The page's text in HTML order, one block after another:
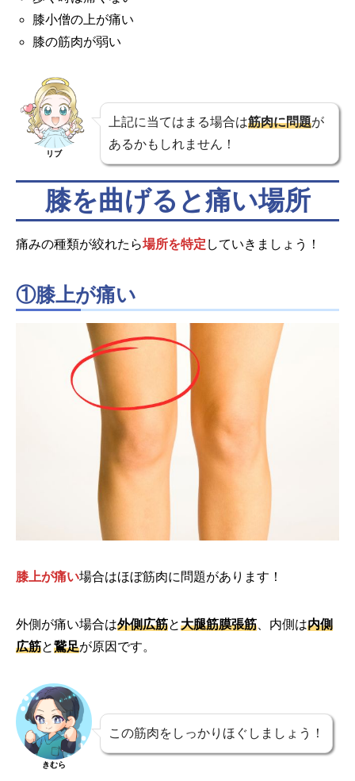
膝小僧の上が痛い
膝の筋肉が弱い
リブ
上記に当てはまる場合は筋肉に問題が
あるかもしれません！
膝を曲げると痛い場所
痛みの種類が絞れたら場所を特定 していきましょう！
①膝上が痛い
膝上が痛い場合はほぼ筋肉に問題があります！
外側が痛い場合は外側広筋と大腿筋膜張筋 、内側は内側
広筋と鵞足が原因です。
きむら
この筋肉をしっかりほぐしましょう！